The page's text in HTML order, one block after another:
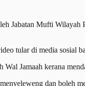
Mufti Wilayah
tular di media sosial
Jamaah kerana
dan boleh